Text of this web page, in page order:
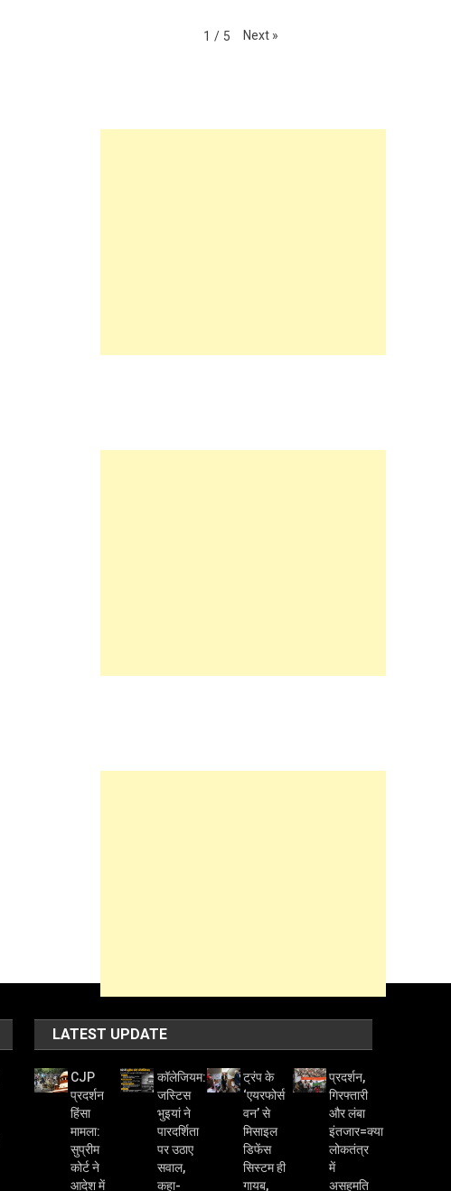
1 / 5 Next »
LATEST UPDATE
CJP
प्रदर्शन
हिंसा
मामला:
सुप्रीम
कोर्ट ने
आदेश में
कॉलेजियम:
जस्टिस
भुइयां ने
पारदर्शिता
पर उठाए
सवाल,
कहा-
ट्रंप के
‘एयरफोर्स
वन’ से
मिसाइल
डिफेंस
सिस्टम ही
गायब,
प्रदर्शन,
गिरफ्तारी
और लंबा
इंतजार=क्या
लोकतंत्र
में
असहमति